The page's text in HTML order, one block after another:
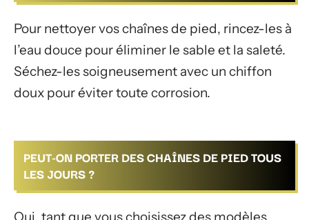
Pour nettoyer vos chaînes de pied, rincez-les à
l’eau douce pour éliminer le sable et la saleté.
Séchez-les soigneusement avec un chiffon
doux pour éviter toute corrosion.
PEUT-ON PORTER DES CHAÎNES DE PIED TOUS
LES JOURS ?
Oui, tant que vous choisissez des modèles